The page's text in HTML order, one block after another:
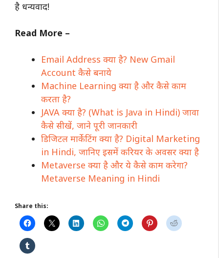
है धन्यवाद!
Read More –
Email Address क्या है? New Gmail
Account कैसे बनाये
Machine Learning क्या है और कैसे काम
करता है?
JAVA क्या है? (What is Java in Hindi) जावा
कैसे सीखें, जाने पूरी जानकारी
डिजिटल मार्केटिंग क्या है? Digital Marketing
in Hindi, जानिए इसमें करियर के अवसर क्या है
Metaverse क्या है और ये कैसे काम करेगा?
Metaverse Meaning in Hindi
Share this: